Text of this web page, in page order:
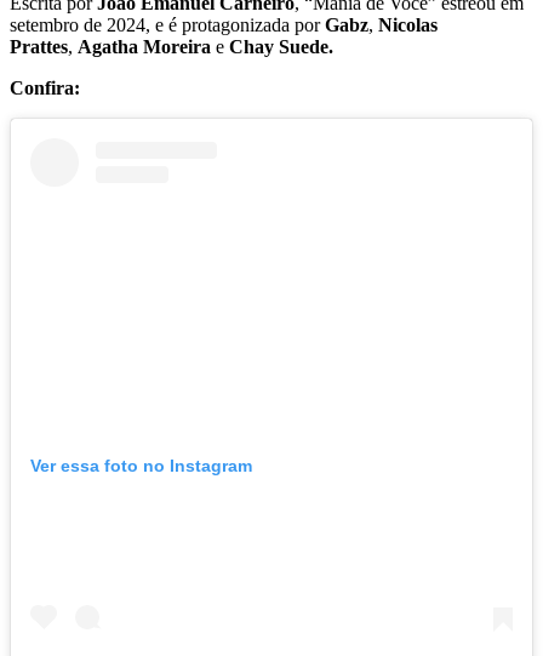
setembro de 2024, e é protagonizada porGabz, Nicolas
Prattes, Agatha Moreira e Chay Suede.
Confira:
Ver essa foto no Instagram